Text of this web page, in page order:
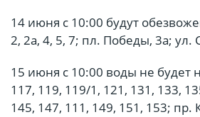
14 июня с 10:00 будут
2, 2а, 4, 5, 7; пл. Победы, 3а; ул.
15 июня с 10:00 воды не будет
117, 119, 119/1, 121, 131, 133,
145, 147, 111, 149, 151, 153; пр.